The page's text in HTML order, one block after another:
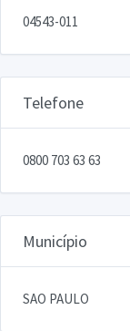
04543-011
Telefone
0800 703 63 63
Município
SAO PAULO